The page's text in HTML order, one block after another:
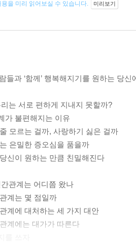
용을 미리 읽어보실 수 있습니다. 미리보기
들과 ‘함께’ 행복해지기를 원하는 당신
는 서로 편하게 지내지 못할까?
가 불편해지는 이유
모르는 걸까, 사랑하기 싫은 걸까
은밀한 증오심을 품을까
신이 원하는 만큼 친밀해진다
관계는 어디쯤 왔나
계는 몇 점일까
계에 대처하는 세 가지 대안
계에는 대가가 따른다